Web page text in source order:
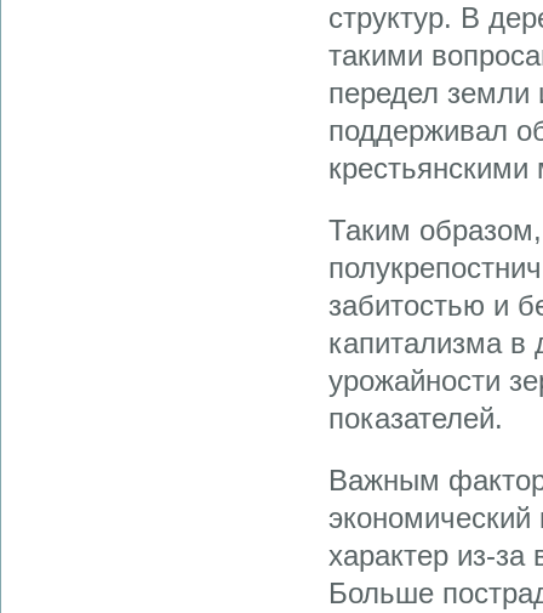
структур. В
такими
передел земли
поддерживал
Таким
забитостью и
капитализма в
урожайности
показателей.
Важным
экономический
характер из-
Больше